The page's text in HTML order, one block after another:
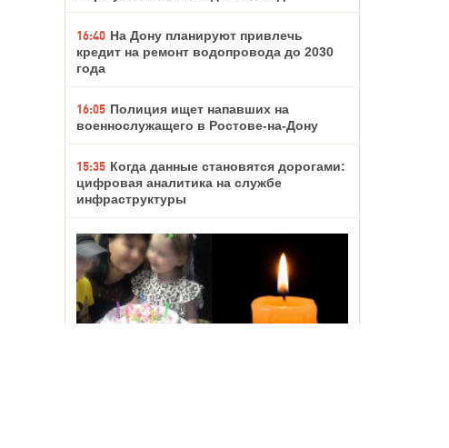
16:40 На Дону планируют привлечь
кредит на ремонт водопровода до 2030
года
16:05 Полиция ищет напавших на
военнослужащего в Ростове-на-Дону
15:35 Когда данные становятся дорогами:
цифровая аналитика на службе
инфраструктуры